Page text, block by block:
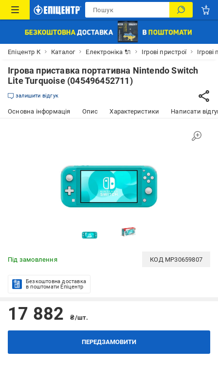
Епіцентр К Каталог Електроніка 🔌 Ігрові пристрої
Ігрова приставка портативна Nintendo Switch
Lite Turquoise (045496452711)
залишити відгук
Основна інформація Опис Характеристики Написати
Під замовлення КОД MP30659807
Безкоштовна доставка
в поштомати Епіцентр
17 882 ₴/шт.
ПЕРЕДЗАМОВИТИ